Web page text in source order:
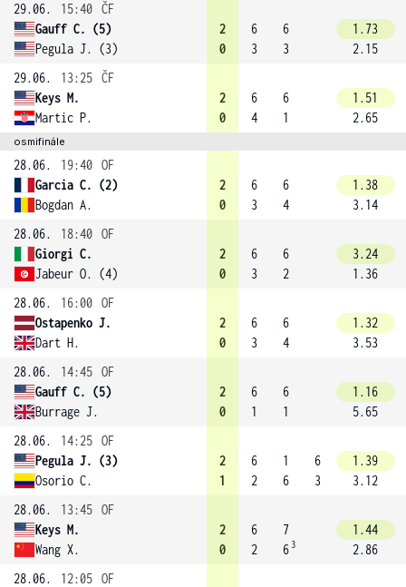
29.06.
15:40 ČF
Gauff C. (5)
Pegula J. (3)
2
0
6
3
6
3
1.73
2.15
29.06.
13:25 ČF
Keys M.
Martic P.
2
0
6
4
6
1
1.51
2.65
osmifinále
28.06. 19:40 OF
Garcia C. (2)
Bogdan A.
2
0
6
3
6
4
1.38
3.14
28.06.
18:40 OF
Giorgi C.
Jabeur O. (4)
2
0
6
3
6
2
3.24
1.36
28.06.
16:00 OF
Ostapenko J.
Dart H.
2
0
6
3
6
4
1.32
3.53
28.06.
14:45 OF
Gauff C. (5)
Burrage J.
2
0
6
1
6
1
1.16
5.65
28.06.
14:25 OF
Pegula J. (3)
Osorio C.
2
1
6
2
1
6
6
3
1.39
3.12
28.06.
13:45 OF
Keys M.
Wang X.
2
0
6
2
7
6 3
1.44
2.86
28.06.
12:05 OF